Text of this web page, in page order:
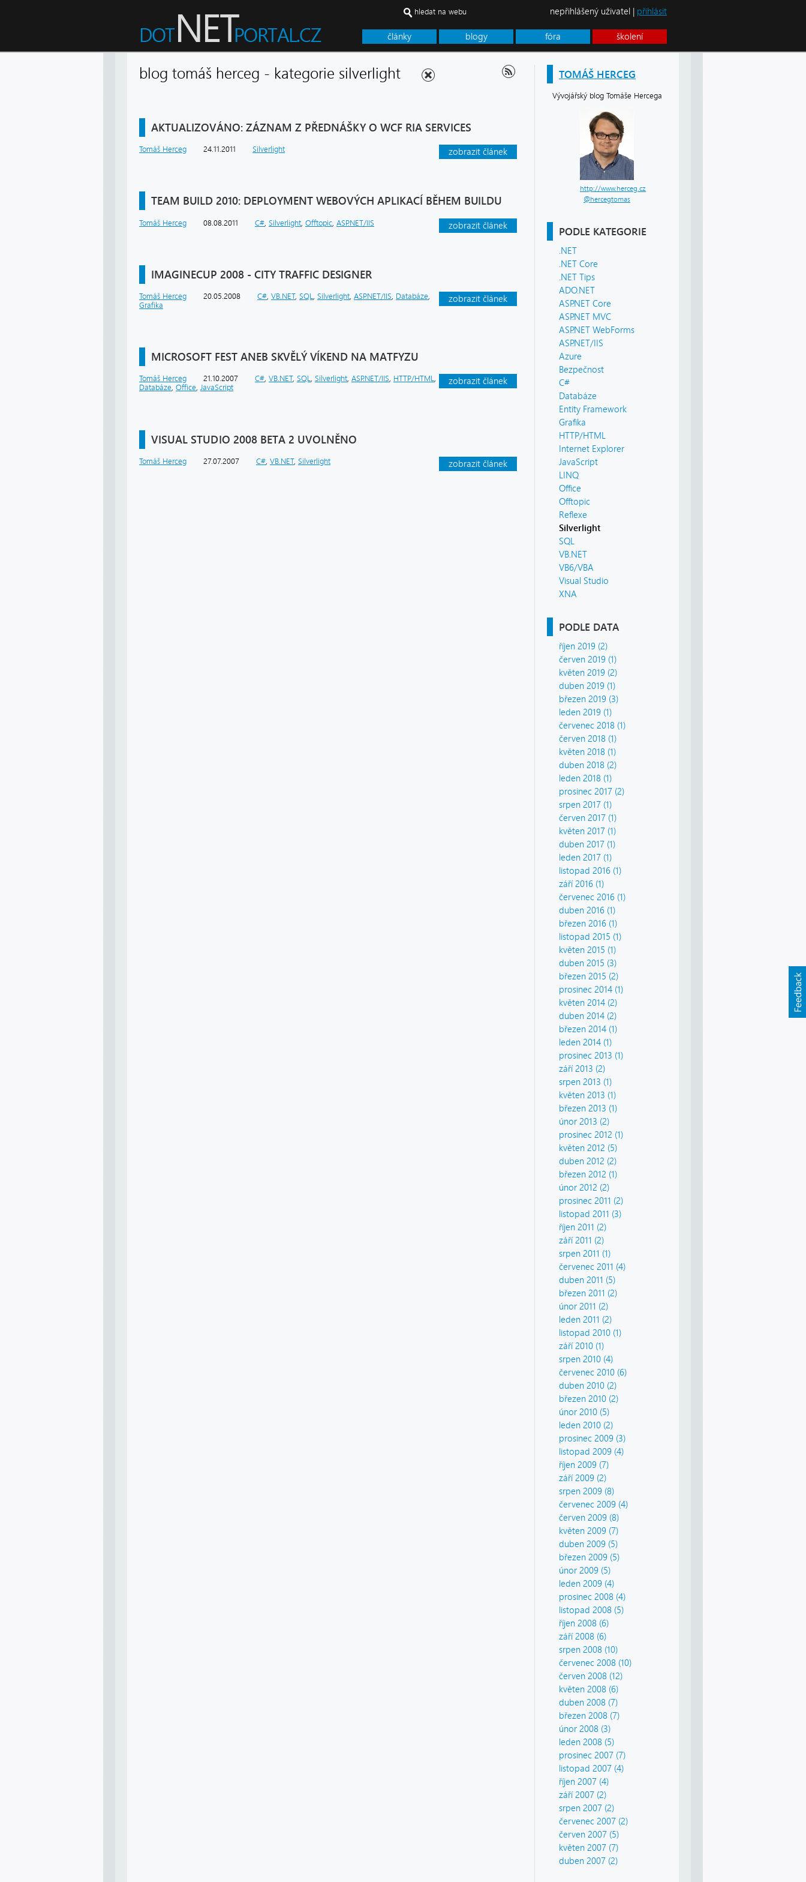
články blogy fóra školení
hledat na webu nepřihlášený uživatel | přihlásit
TOMÁŠ HERCEG
Vývojářský blog Tomáše Hercega
http://www.herceg.cz
@hercegtomas
PODLE KATEGORIE
.NET
.NET Core
.NET Tips
ADO.NET
ASP.NET Core
ASP.NET MVC
ASP.NET WebForms
ASP.NET/IIS
Azure
Bezpečnost
C#
Databáze
Entity Framework
Grafika
HTTP/HTML
Internet Explorer
JavaScript
LINQ
Office
Offtopic
Reflexe
Silverlight
SQL
VB.NET
VB6/VBA
Visual Studio
XNA
PODLE DATA
říjen 2019 (2)
červen 2019 (1)
květen 2019 (2)
duben 2019 (1)
březen 2019 (3)
leden 2019 (1)
červenec 2018 (1)
červen 2018 (1)
květen 2018 (1)
duben 2018 (2)
leden 2018 (1)
prosinec 2017 (2)
srpen 2017 (1)
červen 2017 (1)
květen 2017 (1)
duben 2017 (1)
leden 2017 (1)
listopad 2016 (1)
září 2016 (1)
červenec 2016 (1)
duben 2016 (1)
březen 2016 (1)
listopad 2015 (1)
květen 2015 (1)
duben 2015 (3)
březen 2015 (2)
prosinec 2014 (1)
květen 2014 (2)
duben 2014 (2)
březen 2014 (1)
leden 2014 (1)
prosinec 2013 (1)
září 2013 (2)
srpen 2013 (1)
květen 2013 (1)
březen 2013 (1)
únor 2013 (2)
prosinec 2012 (1)
květen 2012 (5)
duben 2012 (2)
březen 2012 (1)
únor 2012 (2)
prosinec 2011 (2)
listopad 2011 (3)
říjen 2011 (2)
září 2011 (2)
srpen 2011 (1)
červenec 2011 (4)
duben 2011 (5)
březen 2011 (2)
únor 2011 (2)
leden 2011 (2)
listopad 2010 (1)
září 2010 (1)
srpen 2010 (4)
červenec 2010 (6)
duben 2010 (2)
březen 2010 (2)
únor 2010 (5)
leden 2010 (2)
prosinec 2009 (3)
listopad 2009 (4)
říjen 2009 (7)
září 2009 (2)
srpen 2009 (8)
červenec 2009 (4)
červen 2009 (8)
květen 2009 (7)
duben 2009 (5)
březen 2009 (5)
únor 2009 (5)
leden 2009 (4)
prosinec 2008 (4)
listopad 2008 (5)
říjen 2008 (6)
září 2008 (6)
srpen 2008 (10)
červenec 2008 (10)
červen 2008 (12)
květen 2008 (6)
duben 2008 (7)
březen 2008 (7)
únor 2008 (3)
leden 2008 (5)
prosinec 2007 (7)
listopad 2007 (4)
říjen 2007 (4)
září 2007 (2)
srpen 2007 (2)
červenec 2007 (2)
červen 2007 (5)
květen 2007 (7)
duben 2007 (2)
blog tomáš herceg - kategorie silverlight
AKTUALIZOVÁNO: ZÁZNAM Z PŘEDNÁŠKY O WCF RIA SERVICES
zobrazit článek
Tomáš Herceg 24.11.2011 Silverlight
TEAM BUILD 2010: DEPLOYMENT WEBOVÝCH APLIKACÍ BĚHEM BUILDU
zobrazit článek
Tomáš Herceg 08.08.2011 C# Silverlight Offtopic ASP.NET/IIS
IMAGINECUP 2008 - CITY TRAFFIC DESIGNER
zobrazit článek
Tomáš Herceg 20.05.2008 C# VB.NET, SQL Silverlight ASP.NET/IIS Databáze
Grafika
MICROSOFT FEST ANEB SKVĚLÝ VÍKEND NA MATFYZU
zobrazit článek
Tomáš Herceg 21.10.2007 C#, VB.NET, SQL, Silverlight, ASP.NET/IIS, HTTP/HTML,
Databáze, Office, JavaScript
VISUAL STUDIO 2008 BETA 2 UVOLNĚNO
zobrazit článek
Tomáš Herceg 27.07.2007 C# VB.NET, Silverlight